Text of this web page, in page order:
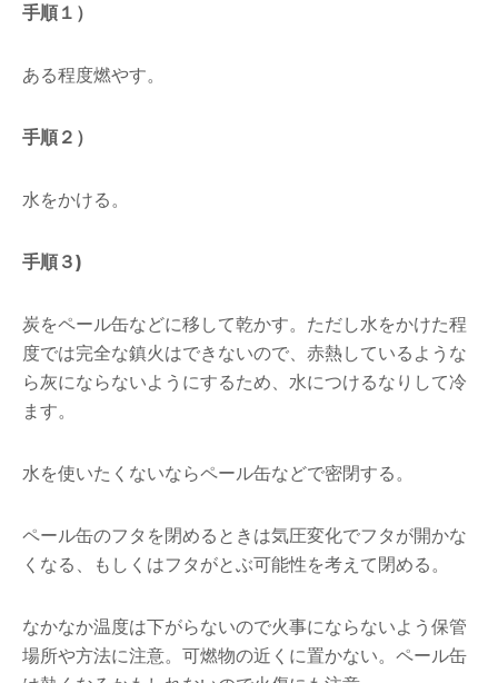
手順１）
ある程度燃やす。
手順２）
水をかける。
手順３)
炭をペール缶などに移して乾かす。ただし水をかけた程
度では完全な鎮火はできないので、赤熱しているような
ら灰にならないようにするため、水につけるなりして冷
ます。
水を使いたくないならペール缶などで密閉する。
ペール缶のフタを閉めるときは気圧変化でフタが開かな
くなる、もしくはフタがとぶ可能性を考えて閉める。
なかなか温度は下がらないので火事にならないよう保管
場所や方法に注意。可燃物の近くに置かない。ペール缶